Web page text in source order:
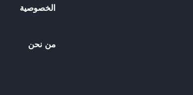
الخصوصية
من نحن